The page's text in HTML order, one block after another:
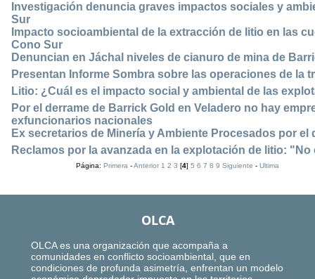
Investigación denuncia graves impactos sociales y
Sur
Impacto socioambiental de la extracción de litio en las
Cono Sur
Denuncian en Jáchal niveles de cianuro de mina de
Presentan Informe Sombra sobre las operaciones de la
Litio: ¿Cuál es el impacto social y ambiental de las
Por el derrame de Barrick Gold en Veladero no hay
exfuncionarios nacionales
Ex secretarios de Minería y Ambiente Procesados por el
Reclamos por la avanzada en la explotación de litio:
Página:Primera -Anterior 1 2 3 [4]5 6 7 8 9 Siguiente -Ultima
OLCA
OLCA es una organización que acompaña a
comunidades en conflicto socioambiental, que en
condiciones de profunda asimetría, enfrentan un modelo